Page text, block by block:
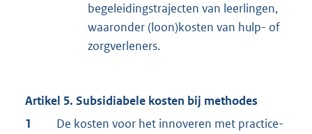
begeleidingstrajecten van leerlingen,
waaronder (loon)kosten van hulp- of
zorgverleners.
Artikel 5. Subsidiabele kosten bij methodes
1
De kosten voor het innoveren met practice-